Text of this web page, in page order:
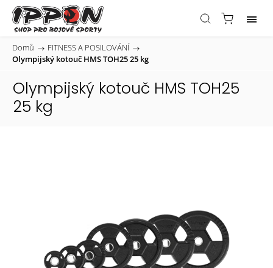
Domů / FITNESS A POSILOVÁNÍ /
Olympijský kotouč HMS TOH25 25 kg
Olympijský kotouč HMS TOH25
25 kg